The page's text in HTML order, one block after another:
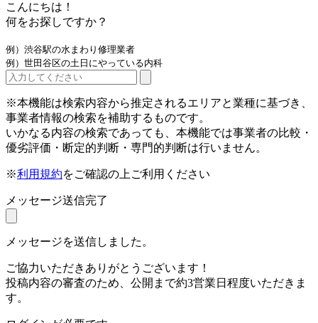
こんにちは！
何をお探しですか？
例）渋谷駅の水まわり修理業者
例）世田谷区の土日にやっている内科
※本機能は検索内容から推定されるエリアと業種に基づき、
事業者情報の検索を補助するものです。
いかなる内容の検索であっても、本機能では事業者の比較・
優劣評価・断定的判断・専門的判断は行いません。
※利用規約をご確認の上ご利用ください
メッセージ送信完了
メッセージを送信しました。
ご協力いただきありがとうございます！
投稿内容の審査のため、公開まで約3営業日程度いただきま
す。